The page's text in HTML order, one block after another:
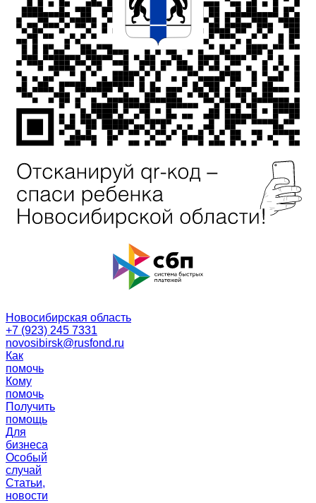
Новосибирская область
+7 (923) 245 7331
novosibirsk@rusfond.ru
Как
помочь
Кому
помочь
Получить
помощь
Для
бизнеса
Особый
случай
Статьи,
новости